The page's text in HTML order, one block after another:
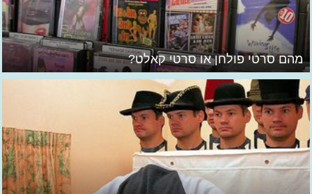
מהם סרטי פולחן או סרטי קאלט?